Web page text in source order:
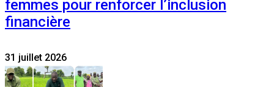
femmes pour renforcer l’inclusion
financière
31 juillet 2026